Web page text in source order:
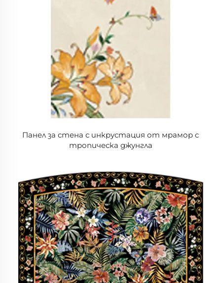
Панел за стена с инкрустация от мрамор с
тропическа джунгла